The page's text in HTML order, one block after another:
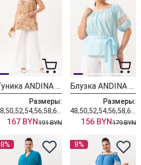
Туника ANDINA 129
Размеры:
167 BYN191 BYN
Блузка ANDINA 125
Размеры:
156 BYN179 BYN
8% 8%